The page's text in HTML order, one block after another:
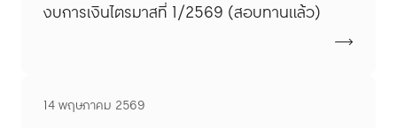
งบการเงินไตรมาสที่ 1/2569 (สอบทานแล้ว)
14 พฤษภาคม 2569